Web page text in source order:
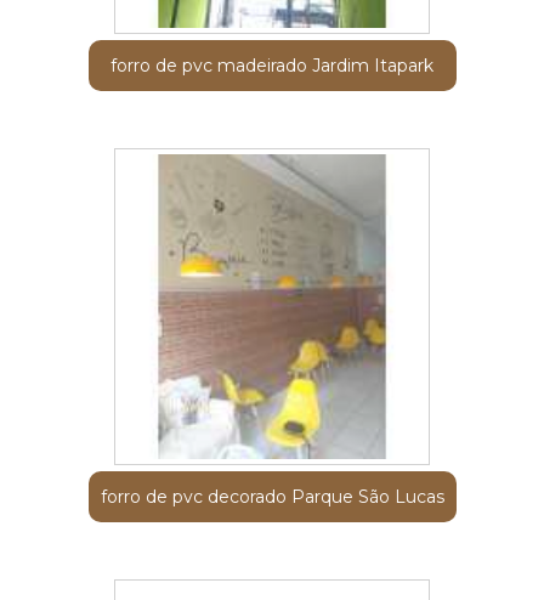
forro de pvc madeirado Jardim Itapark
forro de pvc decorado Parque São Lucas